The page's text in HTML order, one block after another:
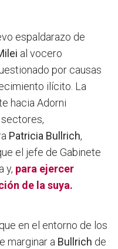
espaldarazo de
al vocero
por causas
ilícito. La
hacia Adorni
,
Patricia Bullrich,
el jefe de Gabinete
y, para ejercer
de la suya.
en el entorno de los
marginar a Bullrich de